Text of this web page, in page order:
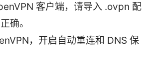
客户端，请导入 .ovpn 配
确。
，开启自动重连和 DNS 保